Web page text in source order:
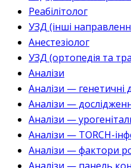
Реабілітолог
УЗД (інші
Анестезіолог
УЗД (ортопедія та
Аналізи
Аналізи — генетичні
Аналізи —
Аналізи —
Аналізи — TORCH-
Аналізи — фактори